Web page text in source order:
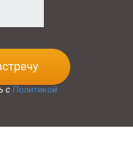
с Политикой